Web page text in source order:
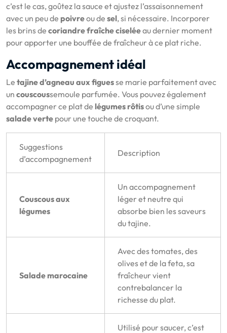
c’est le cas, goûtez la sauce et ajustez l’assaisonnement
avec un peu de poivreou de sel, si nécessaire. Incorporer
les brins de coriandre fraîche ciseléeau dernier moment
pour apporter une bouffée de fraîcheur à ce plat riche.
Accompagnement idéal
Le tajine d’agneau aux figuesse marie parfaitement avec
un couscoussemoule parfumée. Vous pouvez également
accompagner ce plat de légumes rôtisou d’une simple
salade verte pour une touche de croquant.
Suggestions
d’accompagnement
Description
Couscous aux
légumes
Un accompagnement
léger et neutre qui
absorbe bien les saveurs
du tajine.
Salade marocaine
Avec des tomates, des
olives et de la feta, sa
fraîcheur vient
contrebalancer la
richesse du plat.
Utilisé pour saucer, c’est